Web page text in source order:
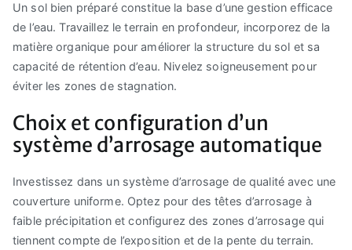
Un sol bien préparé constitue la base d’une gestion efficace
de l’eau. Travaillez le terrain en profondeur, incorporez de la
matière organique pour améliorer la structure du sol et sa
capacité de rétention d’eau. Nivelez soigneusement pour
éviter les zones de stagnation.
Choix et configuration d’un
système d’arrosage automatique
Investissez dans un système d’arrosage de qualité avec une
couverture uniforme. Optez pour des têtes d’arrosage à
faible précipitation et configurez des zones d’arrosage qui
tiennent compte de l’exposition et de la pente du terrain.